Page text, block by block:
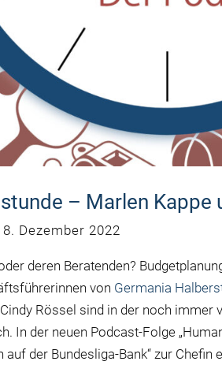
– Marlen Kappe
8. Dezember 2022
deren Beratenden?
von Germania
Rössel sind in der noch immer
In der neuen Podcast-Folge
auf der Bundesliga-Bank“ zur